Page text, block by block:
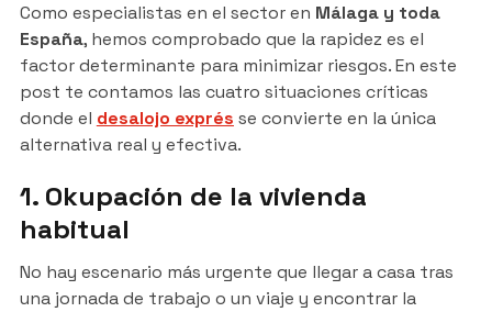
Como especialistas en el sector en Málaga y toda
España, hemos comprobado que la rapidez es el
factor determinante para minimizar riesgos. En este
post te contamos las cuatro situaciones críticas
donde el desalojo exprés se convierte en la única
alternativa real y efectiva.
1. Okupación de la vivienda
habitual
No hay escenario más urgente que llegar a casa tras
una jornada de trabajo o un viaje y encontrar la